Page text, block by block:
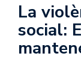
La
social: